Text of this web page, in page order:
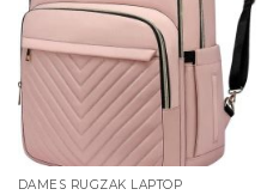
DAMES RUGZAK LAPTOP